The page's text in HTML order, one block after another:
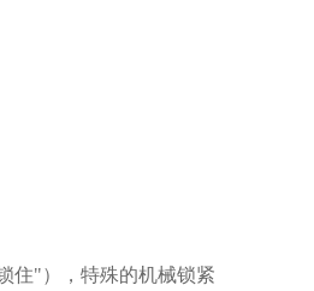
住"），特殊的机械锁紧